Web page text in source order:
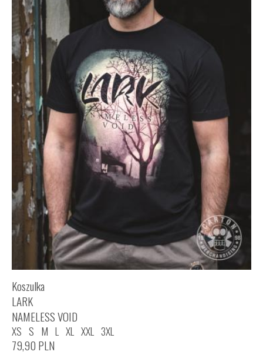
Koszulka
LARK
NAMELESS VOID
XS S M L XL XXL 3XL
79,90 PLN